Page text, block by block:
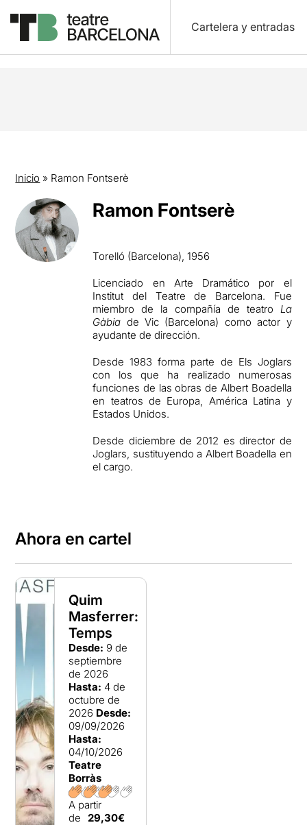
Cartelera y entradas
Inicio » Ramon Fontserè
Ramon Fontserè
Torelló (Barcelona), 1956
Licenciado en Arte Dramático por el
Institut del Teatre de Barcelona. Fue
miembro de la compañía de teatro La
Gàbia de Vic (Barcelona) como actor y
ayudante de dirección.
Desde 1983 forma parte de Els Joglars
con los que ha realizado numerosas
funciones de las obras de Albert Boadella
en teatros de Europa, América Latina y
Estados Unidos.
Desde diciembre de 2012 es director de
Joglars, sustituyendo a Albert Boadella en
el cargo.
Ahora en cartel
Quim
Masferrer:
Temps
Desde: 9 de
septiembre
de 2026
Hasta: 4 de
octubre de
2026 Desde:
09/09/2026
Hasta:
04/10/2026
Teatre
Borràs
A partir
de 29,30€